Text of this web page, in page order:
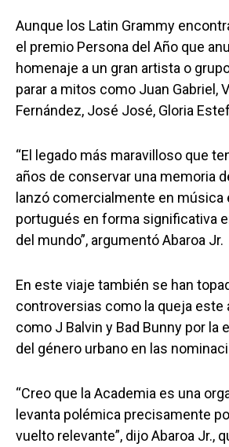
Aunque los Latin Grammy
el premio Persona del Año que
homenaje a un gran artista o
parar a mitos como Juan Gabriel,
Fernández, José José, Gloria
“El legado más maravilloso que
años de conservar una memoria
lanzó comercialmente en música
portugués en forma significativa
del mundo”, argumentó Abaroa Jr.
En este viaje también se han
controversias como la queja este
como J Balvin y Bad Bunny por la
del género urbano en las
“Creo que la Academia es una
levanta polémica precisamente
vuelto relevante”, dijo Abaroa Jr.,